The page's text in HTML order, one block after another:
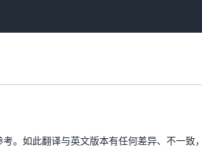
。如此翻译与英文版本有任何差异、不一致